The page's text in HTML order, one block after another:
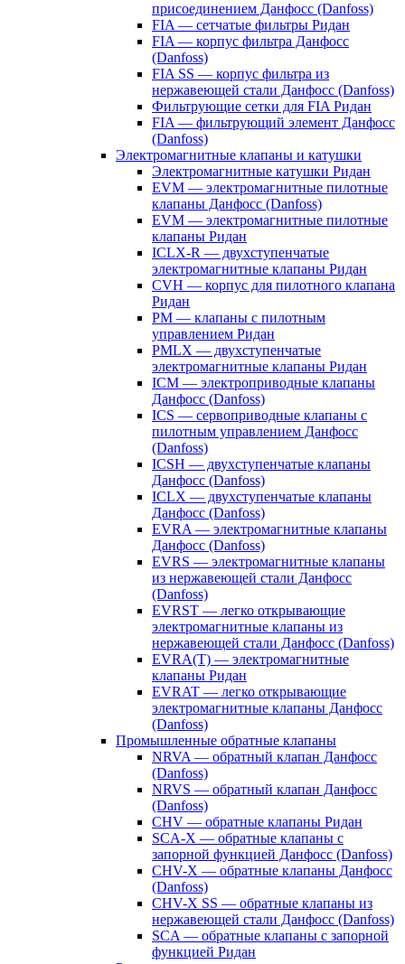
присоединением Данфосс (Danfoss)
FIA — сетчатые фильтры Ридан
FIA — корпус фильтра Данфосс
(Danfoss)
FIA SS — корпус фильтра из
нержавеющей стали Данфосс (Danfoss)
Фильтрующие сетки для FIA Ридан
FIA — фильтрующий элемент Данфосс
(Danfoss)
Электромагнитные клапаны и катушки
Электромагнитные катушки Ридан
EVM — электромагнитные пилотные
клапаны Данфосс (Danfoss)
EVM — электромагнитные пилотные
клапаны Ридан
ICLX-R — двухступенчатые
электромагнитные клапаны Ридан
CVH — корпус для пилотного клапана
Ридан
PM — клапаны с пилотным
управлением Ридан
PMLX — двухступенчатые
электромагнитные клапаны Ридан
ICM — электроприводные клапаны
Данфосс (Danfoss)
ICS — сервоприводные клапаны с
пилотным управлением Данфосс
(Danfoss)
ICSH — двухступенчатые клапаны
Данфосс (Danfoss)
ICLX — двухступенчатые клапаны
Данфосс (Danfoss)
EVRA — электромагнитные клапаны
Данфосс (Danfoss)
EVRS — электромагнитные клапаны
из нержавеющей стали Данфосс
(Danfoss)
EVRST — легко открывающие
электромагнитные клапаны из
нержавеющей стали Данфосс (Danfoss)
EVRA(T) — электромагнитные
клапаны Ридан
EVRAT — легко открывающие
электромагнитные клапаны Данфосс
(Danfoss)
Промышленные обратные клапаны
NRVA — обратный клапан Данфосс
(Danfoss)
NRVS — обратный клапан Данфосс
(Danfoss)
CHV — обратные клапаны Ридан
SCA-X — обратные клапаны с
запорной функцией Данфосс (Danfoss)
CHV-X — обратные клапаны Данфосс
(Danfoss)
CHV-X SS — обратные клапаны из
нержавеющей стали Данфосс (Danfoss)
SCA — обратные клапаны с запорной
функцией Ридан